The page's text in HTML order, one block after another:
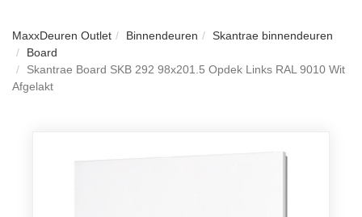
MaxxDeuren Outlet Binnendeuren
Skantrae binnendeuren
Board
Skantrae Board SKB 292 98x201.5 Opdek Links RAL 9010 Wit
Afgelakt